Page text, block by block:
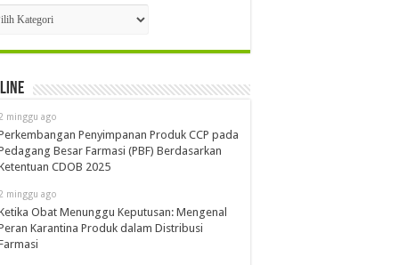
minggu ago
Penyimpanan Produk CCP pada
Besar Farmasi (PBF) Berdasarkan
CDOB 2025
minggu ago
Obat Menunggu Keputusan: Mengenal
Karantina Produk dalam Distribusi